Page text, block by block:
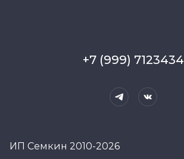
ИП Семкин 2010-2026
+7 (999) 7123434